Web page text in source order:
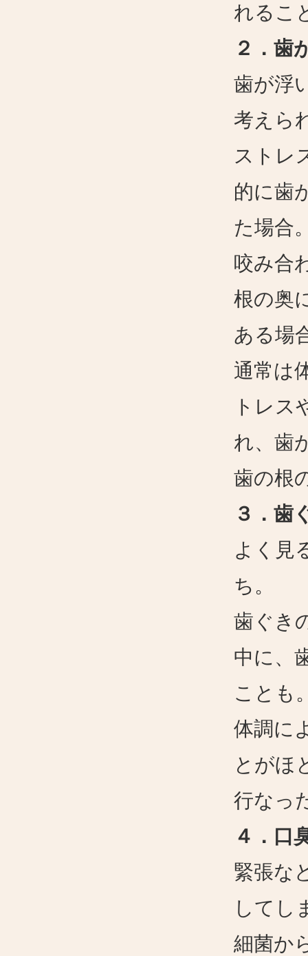
れるこ
２．歯
歯が浮
考えら
ストレ
的に歯
た場合
咬み合
根の奥
ある場
通常は
トレス
れ、歯
歯の根
３．歯
よく見
ち。
歯ぐき
中に、
ことも
体調に
とがほ
行なっ
４．口
緊張な
してし
細菌か